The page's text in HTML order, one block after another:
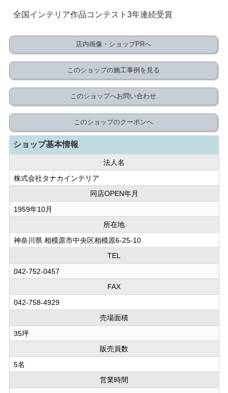
全国インテリア作品コンテスト3年連続受賞
店内画像・ショップPRへ
このショップの施工事例を見る
このショップへお問い合わせ
このショップのクーポンへ
ショップ基本情報
法人名
株式会社タナカインテリア
同店OPEN年月
1959年10月
所在地
神奈川県 相模原市中央区相模原6-25-10
TEL
042-752-0457
FAX
042-758-4929
売場面積
35坪
販売員数
5名
営業時間